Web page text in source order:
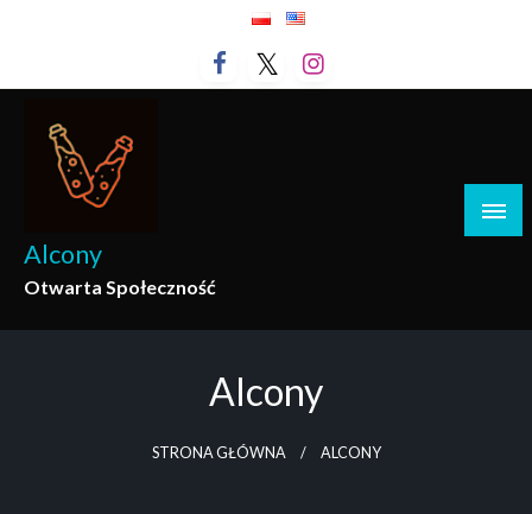
Alcony
Otwarta Społeczność
Alcony
STRONA GŁÓWNA ALCONY